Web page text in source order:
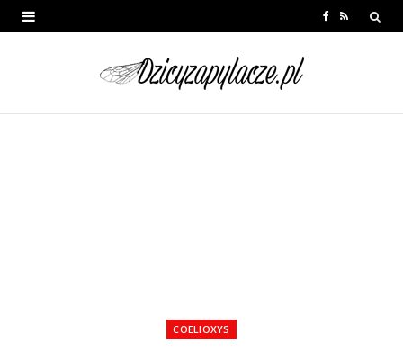
e
R
COELIOXYS